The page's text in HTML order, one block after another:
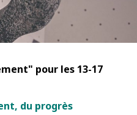
pour les 13-17
du progrès